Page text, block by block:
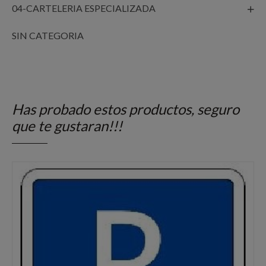
04-CARTELERIA ESPECIALIZADA
SIN CATEGORIA
Has probado estos productos, seguro
que te gustaran!!!